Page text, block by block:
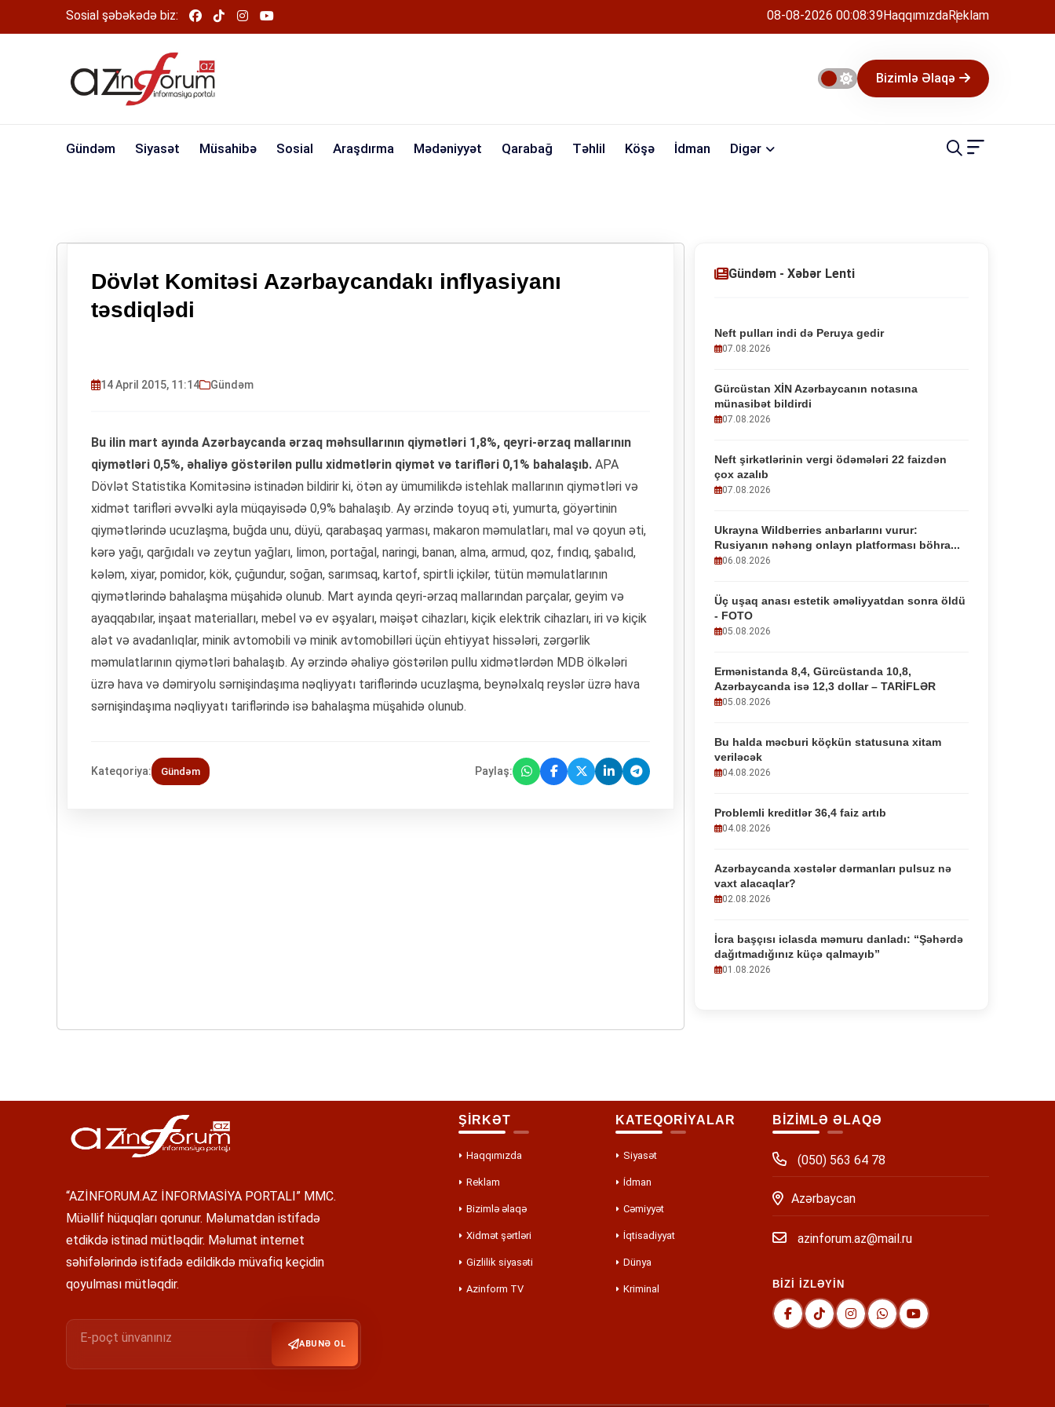
Sosial şəbəkədə biz: 08-08-2026 00:08:39HaqqımızdaReklam
Bizimlə Əlaqə
Gündəm Siyasət Müsahibə Sosial Araşdırma Mədəniyyət Qarabağ Təhlil Köşə İdman Digər
Dövlət Komitəsi Azərbaycandakı inflyasiyanı
təsdiqlədi
14 April 2015, 11:14 Gündəm
Bu ilin mart ayında Azərbaycanda ərzaq məhsullarının qiymətləri 1,8%, qeyri-ərzaq mallarının
qiymətləri 0,5%, əhaliyə göstərilən pullu xidmətlərin qiymət və tarifləri 0,1% bahalaşıb. APA
Dövlət Statistika Komitəsinə istinadən bildirir ki, ötən ay ümumilikdə istehlak mallarının qiymətləri və
xidmət tarifləri əvvəlki ayla müqayisədə 0,9% bahalaşıb. Ay ərzində toyuq əti, yumurta, göyərtinin
qiymətlərində ucuzlaşma, buğda unu, düyü, qarabaşaq yarması, makaron məmulatları, mal və qoyun əti,
kərə yağı, qarğıdalı və zeytun yağları, limon, portağal, naringi, banan, alma, armud, qoz, fındıq, şabalıd,
kələm, xiyar, pomidor, kök, çuğundur, soğan, sarımsaq, kartof, spirtli içkilər, tütün məmulatlarının
qiymətlərində bahalaşma müşahidə olunub. Mart ayında qeyri-ərzaq mallarından parçalar, geyim və
ayaqqabılar, inşaat materialları, mebel və ev əşyaları, məişət cihazları, kiçik elektrik cihazları, iri və kiçik
alət və avadanlıqlar, minik avtomobili və minik avtomobilləri üçün ehtiyyat hissələri, zərgərlik
məmulatlarının qiymətləri bahalaşıb. Ay ərzində əhaliyə göstərilən pullu xidmətlərdən MDB ölkələri
üzrə hava və dəmiryolu sərnişindaşıma nəqliyyatı tariflərində ucuzlaşma, beynəlxalq reyslər üzrə hava
sərnişindaşıma nəqliyyatı tariflərində isə bahalaşma müşahidə olunub.
Kateqoriya: Gündəm Paylaş:
Gündəm - Xəbər Lenti
Neft pulları indi də Peruya gedir
07.08.2026
Gürcüstan XİN Azərbaycanın notasına
münasibət bildirdi
07.08.2026
Neft şirkətlərinin vergi ödəmələri 22 faizdən
çox azalıb
07.08.2026
Ukrayna Wildberries anbarlarını vurur:
Rusiyanın nəhəng onlayn platforması böhra...
06.08.2026
Üç uşaq anası estetik əməliyyatdan sonra öldü
- FOTO
05.08.2026
Ermənistanda 8,4, Gürcüstanda 10,8,
Azərbaycanda isə 12,3 dollar – TARİFLƏR
05.08.2026
Bu halda məcburi köçkün statusuna xitam
veriləcək
04.08.2026
Problemli kreditlər 36,4 faiz artıb
04.08.2026
Azərbaycanda xəstələr dərmanları pulsuz nə
vaxt alacaqlar?
02.08.2026
İcra başçısı iclasda məmuru danladı: “Şəhərdə
dağıtmadığınız küçə qalmayıb”
01.08.2026
“AZİNFORUM.AZ İNFORMASİYA PORTALI” MMC.
Müəllif hüquqları qorunur. Məlumatdan istifadə
etdikdə istinad mütləqdir. Məlumat internet
səhifələrində istifadə edildikdə müvafiq keçidin
qoyulması mütləqdir.
ABUNƏ OL
ŞİRKƏT
Haqqımızda
Reklam
Bizimlə əlaqə
Xidmət şərtləri
Gizlilik siyasəti
Azinform TV
KATEQORİYALAR
Siyasət
İdman
Cəmiyyət
İqtisadiyyat
Dünya
Kriminal
BİZİMLƏ ƏLAQƏ
(050) 563 64 78
Azərbaycan
azinforum.az@mail.ru
BİZİ İZLƏYİN